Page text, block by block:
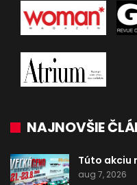
NAJNOVŠIE
Túto akciu
aug 7, 2026